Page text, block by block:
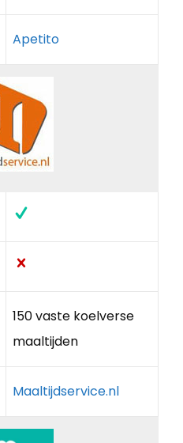
Apetito
150 vaste koelverse
maaltijden
Maaltijdservice.nl